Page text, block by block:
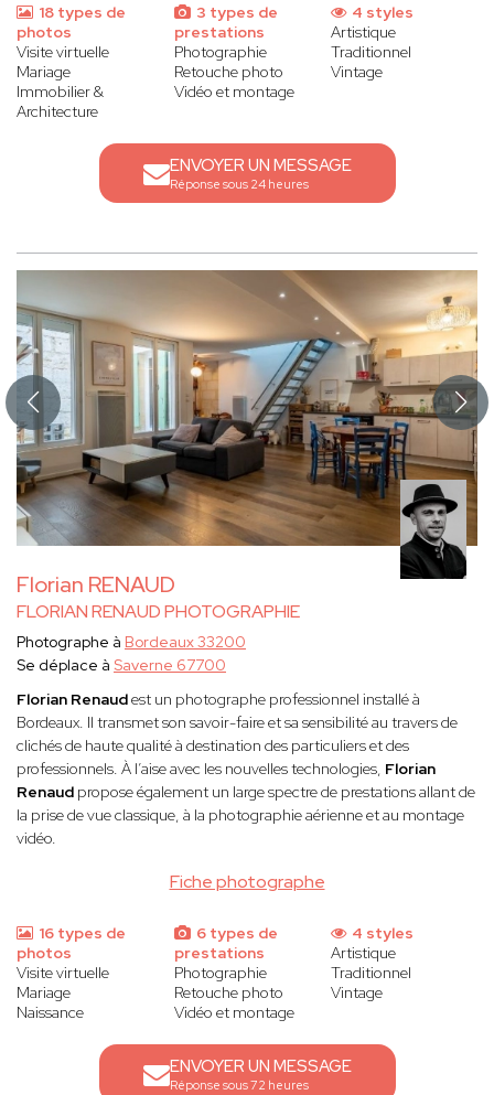
18 types de
photos
Visite virtuelle
Mariage
Immobilier &
Architecture
3 types de
prestations
Photographie
Retouche photo
Vidéo et montage
4 styles
Artistique
Traditionnel
Vintage
ENVOYER UN MESSAGE
Réponse sous 24 heures
Florian RENAUD
FLORIAN RENAUD PHOTOGRAPHIE
Fiche photographe
Photographe à Bordeaux 33200
Se déplace à Saverne 67700
Florian Renaudest un photographe professionnel installé à
Bordeaux. Il transmet son savoir-faire et sa sensibilité au travers de
clichés de haute qualité à destination des particuliers et des
professionnels. À l’aise avec les nouvelles technologies, Florian
Renaud propose également un large spectre de prestations allant de
la prise de vue classique, à la photographie aérienne et au montage
vidéo.
16 types de
photos
Visite virtuelle
Mariage
Naissance
6 types de
prestations
Photographie
Retouche photo
Vidéo et montage
4 styles
Artistique
Traditionnel
Vintage
ENVOYER UN MESSAGE
Réponse sous 72 heures